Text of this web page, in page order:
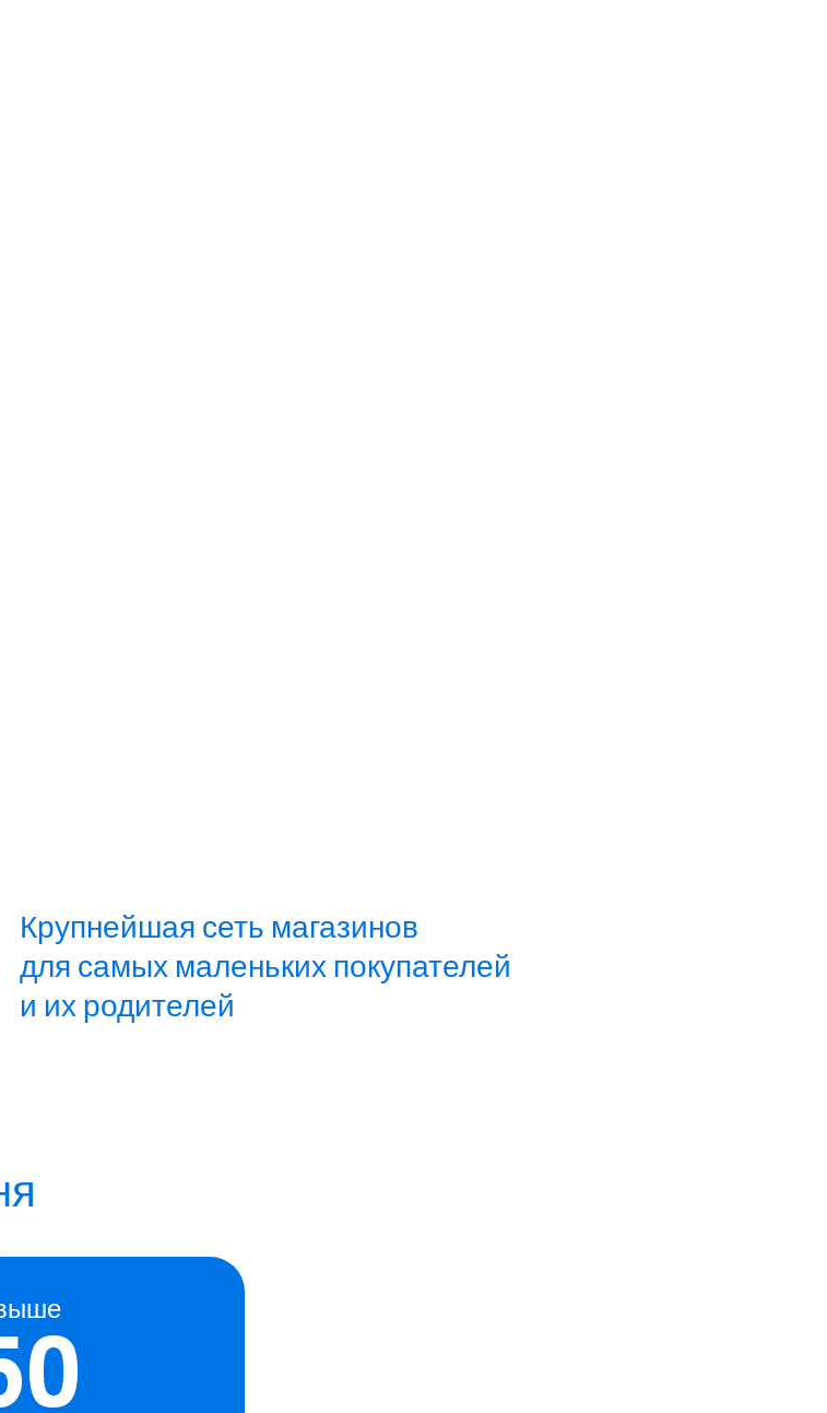
Крупнейшая сеть магазинов
для самых маленьких покупателей
и их родителей